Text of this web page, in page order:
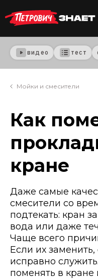
видео тест
Мойки и смесители
Как
кране
Даже самые
смесители со
подтекать: кран
вода или даже
Чаще всего
Если их
исправно
поменять в